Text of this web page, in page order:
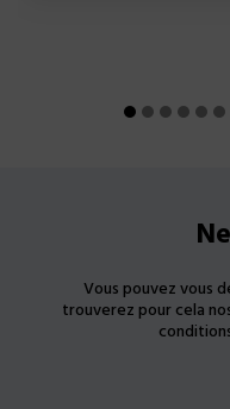
Vous pouvez vous
trouverez pour cela